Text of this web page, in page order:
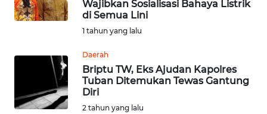
Wajibkan Sosialisasi Bahaya Listrik
di Semua Lini
1 tahun yang lalu
Daerah
Briptu TW, Eks Ajudan Kapolres
Tuban Ditemukan Tewas Gantung
Diri
2 tahun yang lalu